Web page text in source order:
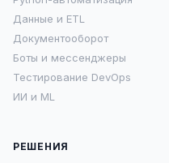
Данные и ETL
Документооборот
Боты и мессенджеры
Тестирование DevOps
ИИ и ML
РЕШЕНИЯ